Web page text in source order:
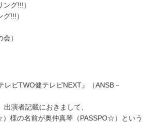
グ!!!）
!!!）
）
ビTWO健テレビNEXT』（ANSB－
演者記載におきまして、
様の名前が奥仲真琴（PASSPO☆）という